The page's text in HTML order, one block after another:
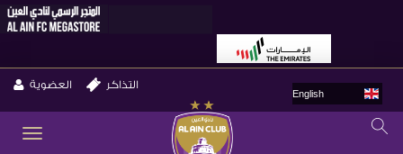
English
التذاكر العضوية